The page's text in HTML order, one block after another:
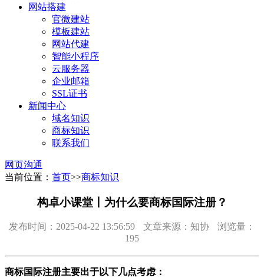
网站搭建
官微建站
模板建站
网站代建
智能小程序
云服务器
企业邮箱
SSL证书
新闻中心
域名知识
商标知识
联系我们
网页沟通
当前位置： 首页>>商标知识
构卓小课堂丨为什么要商标国际注册？
发布时间：2025-04-22 13:56:59 文章来源：知协
浏览量：
195
商标国际注册主要出于以下几点考虑：